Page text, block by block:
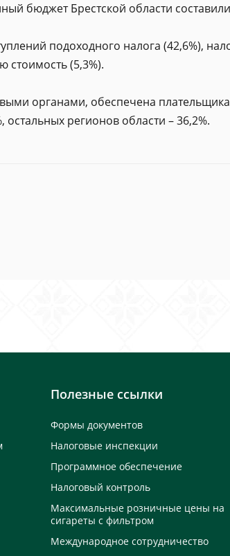
бюджет Брестской области
подоходного налога (42,6%),
стоимость (5,3%).
органами, обеспечена
регионов области – 36,2%.
Полезные ссылки
Формы документов
Налоговые инспекции
Программное обеспечение
Налоговый контроль
Максимальные розничные цены на
сигареты с фильтром
Международное сотрудничество